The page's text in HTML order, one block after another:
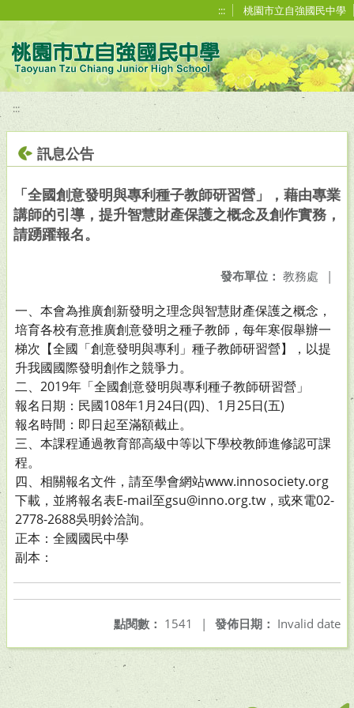
::: 桃園市立自強國民中學
:::
訊息公告
「全國創意發明與專利種子教師研習營」，藉由專業
講師的引導，提升智慧財產保護之概念及創作實務，
請踴躍報名。
發布單位： 教務處 |
一、本會為推廣創新發明之理念與智慧財產保護之概念，
培育各校有意推廣創意發明之種子教師，每年寒假舉辦一
梯次【全國「創意發明與專利」種子教師研習營】，以提
升我國國際發明創作之競爭力。
二、2019年「全國創意發明與專利種子教師研習營」
報名日期：民國108年1月24日(四)、1月25日(五)
報名時間：即日起至滿額截止。
三、本課程通過教育部高級中等以下學校教師進修認可課
程。
四、相關報名文件，請至學會網站www.innosociety.org
下載，並將報名表E-mail至gsu@inno.org.tw，或來電02-
2778-2688吳明鈴洽詢。
正本：全國國民中學
副本：
發佈日期： Invalid date
點閱數： 1541 |